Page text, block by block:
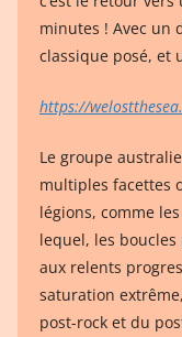
minutes ! Avec un
classique posé, et
https://
Le groupe
multiples facettes
légions, comme
lequel, les
aux relents
saturation
post-rock et du